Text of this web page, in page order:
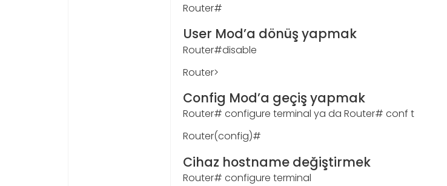
Router#
User Mod’a dönüş yapmak
Router#disable
Router>
Config Mod’a geçiş yapmak
Router# configure terminal ya da Router# conf t
Router(config)#
Cihaz hostname değiştirmek
Router# configure terminal